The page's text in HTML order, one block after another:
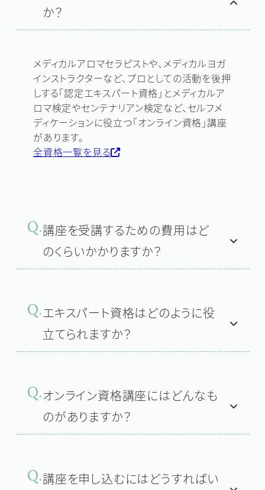
か？
メディカルアロマセラピストや、メディカルヨガ
インストラクターなど、プロとしての活動を後押
しする「認定エキスパート資格」とメディカルア
ロマ検定やセンテナリアン検定など、セルフメ
ディケーションに役立つ「オンライン資格」講座
があります。
全資格一覧を見る
Q.講座を受講するための費用はど
のくらいかかりますか？
Q.エキスパート資格はどのように役
立てられますか？
Q.オンライン資格講座にはどんなも
のがありますか？
Q.講座を申し込むにはどうすればい